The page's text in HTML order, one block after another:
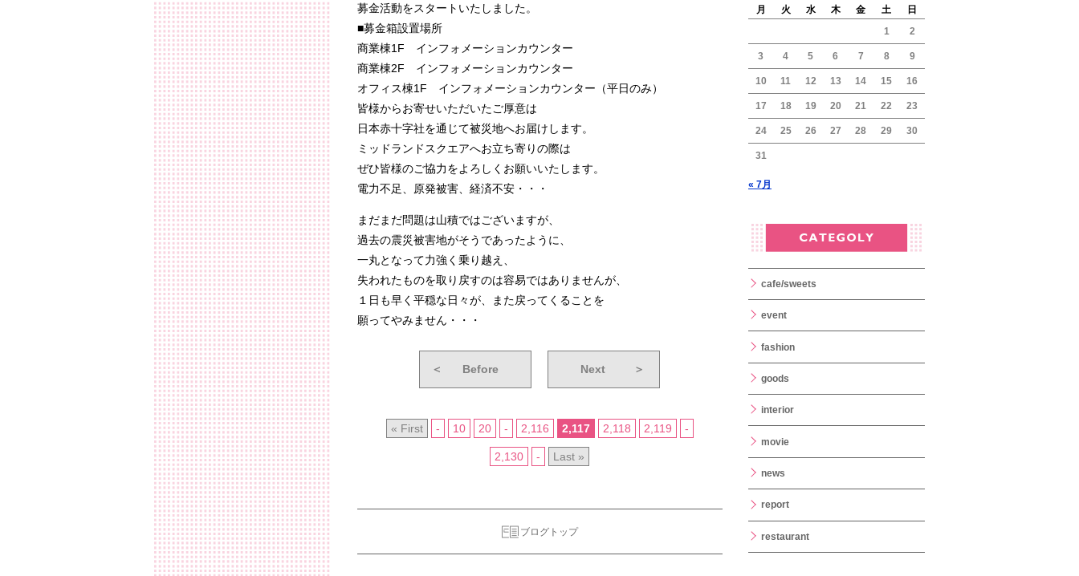
募金活動をスタートいたしました。
■募金箱設置場所
商業棟1F インフォメーションカウンター
商業棟2F インフォメーションカウンター
オフィス棟1F インフォメーションカウンター（平日のみ）
皆様からお寄せいただいたご厚意は
日本赤十字社を通じて被災地へお届けします。
ミッドランドスクエアへお立ち寄りの際は
ぜひ皆様のご協力をよろしくお願いいたします。
電力不足、原発被害、経済不安・・・
まだまだ問題は山積ではございますが、
過去の震災被害地がそうであったように、
一丸となって力強く乗り越え、
失われたものを取り戻すのは容易ではありませんが、
１日も早く平穏な日々が、また戻ってくることを
願ってやみません・・・
« First
＜ Before
- 10 20 - 2,116 2,117 2,118 2,119 -
2,130 -
Next ＞
Last »
ブログトップ
月
火 水 木 金 土
日
1
2
3 4 5 6 7 8 9
10 11 12 13 14 15 16
17 18 19 20 21 22 23
24 25 26 27 28 29 30
31
« 7月
cafe/sweets
event
fashion
goods
interior
movie
news
report
restaurant